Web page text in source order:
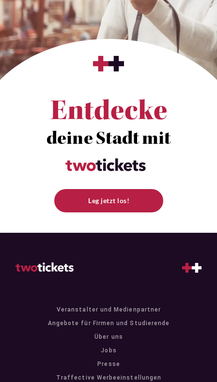
Entdecke
deine Stadt mit
Leg jetzt los!
Veranstalter und Medienpartner
Angebote für Firmen und Studierende
Über uns
Jobs
Presse
Traffective Werbeeinstellungen